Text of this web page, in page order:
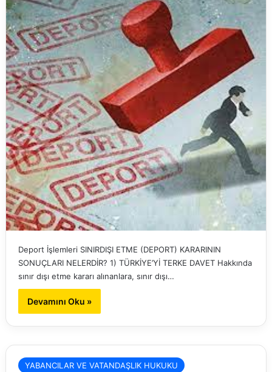
Deport İşlemleri SINIRDIŞI ETME (DEPORT) KARARININ
SONUÇLARI NELERDİR? 1) TÜRKİYE’Yİ TERKE DAVET Hakkında
sınır dışı etme kararı alınanlara, sınır dışı…
Devamını Oku »
YABANCILAR VE VATANDAŞLIK HUKUKU